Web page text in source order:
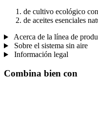
de cultivo ecológico
de aceites esenciales
Acerca de la línea de
Sobre el sistema sin aire
Información legal
Combina bien con